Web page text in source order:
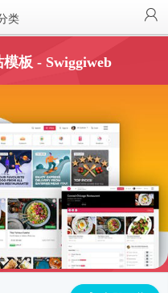
类
板 - Swiggiweb